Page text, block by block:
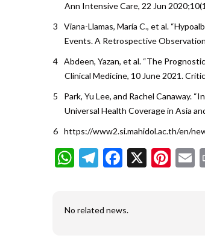
Ann Intensive Care, 22 Jun
Viana-Llamas, María C., et al.
Events. A Retrospective
Abdeen, Yazan, et al. “The
Clinical Medicine, 10 June 2021.
Park, Yu Lee, and Rachel Canaway.
Universal Health Coverage in Asia
https://www2.si.mahidol.ac.th/en/
WhatsApp
Telegram
Facebook
X
No related news.